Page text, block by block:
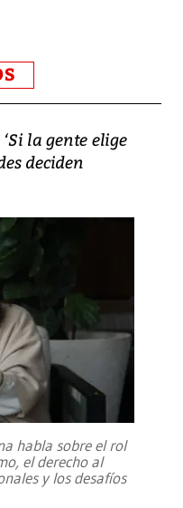
la gente elige
deciden
habla sobre el rol
el derecho al
y los desafíos